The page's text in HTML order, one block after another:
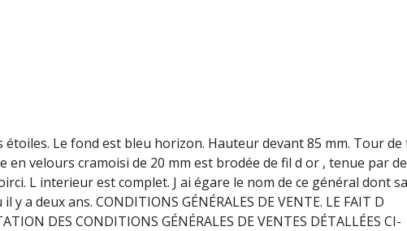
Le fond est bleu horizon. Hauteur devant 85 mm. Tour de
velours cramoisi de 20 mm est brodée de fil d or , tenue par
L interieur est complet. J ai égare le nom de ce général dont sa
a deux ans. CONDITIONS GÉNÉRALES DE VENTE. LE FAIT D
DES CONDITIONS GÉNÉRALES DE VENTES DÉTALLÉES CI-